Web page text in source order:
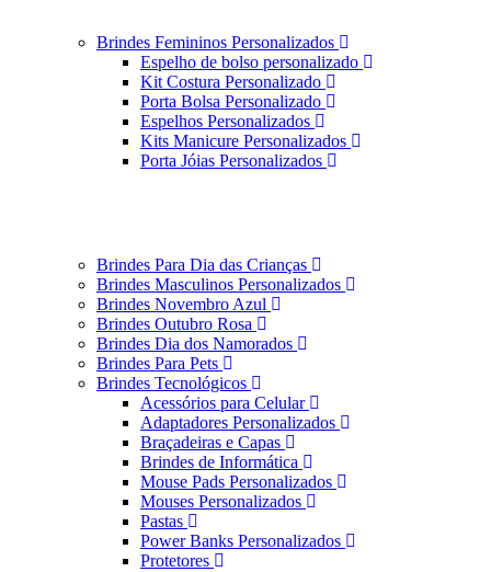
Brindes Femininos Personalizados
Espelho de bolso personalizado
Kit Costura Personalizado
Porta Bolsa Personalizado
Espelhos Personalizados
Kits Manicure Personalizados
Porta Jóias Personalizados
Brindes Para Dia das Crianças
Brindes Masculinos Personalizados
Brindes Novembro Azul
Brindes Outubro Rosa
Brindes Dia dos Namorados
Brindes Para Pets
Brindes Tecnológicos
Acessórios para Celular
Adaptadores Personalizados
Braçadeiras e Capas
Brindes de Informática
Mouse Pads Personalizados
Mouses Personalizados
Pastas
Power Banks Personalizados
Protetores